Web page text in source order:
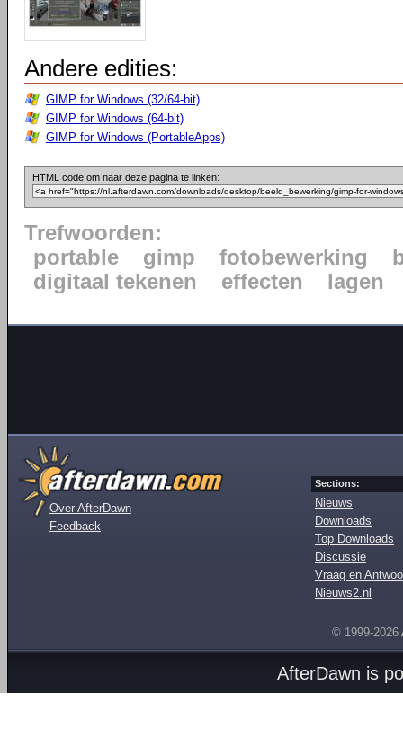
Andere edities:
GIMP for Windows (32/64-bit)
GIMP for Windows (64-bit)
GIMP for Windows (PortableApps)
HTML code om naar deze pagina te linken:
Trefwoorden:
portable
gimp fotobewerking
digitaal tekenen
effecten lagen
Over AfterDawn
Feedback
Sections:
Nieuws
Downloads
Top Downloads
Discussie
Vraag en
Nieuws2.nl
© 1999-2026
AfterDawn is